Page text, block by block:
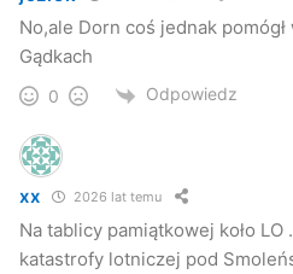
No,ale Dorn coś jednak
Gądkach
0 Odpowiedz
xx 2026 lat temu
Na tablicy pamiątkowej koło
katastrofy lotniczej pod